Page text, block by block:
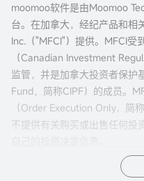
moomoo软件是由Moomoo
台。在加拿大，经纪产品和
Inc.（"MFCI"）提供。MFCI受
（Canadian Investment
监管，并是加拿大投资者保
Fund，简称CIPF）的成员。
（Order Execution Only，简
不提供有关购买或出售任何投
所有投资都涉及风险，包括可